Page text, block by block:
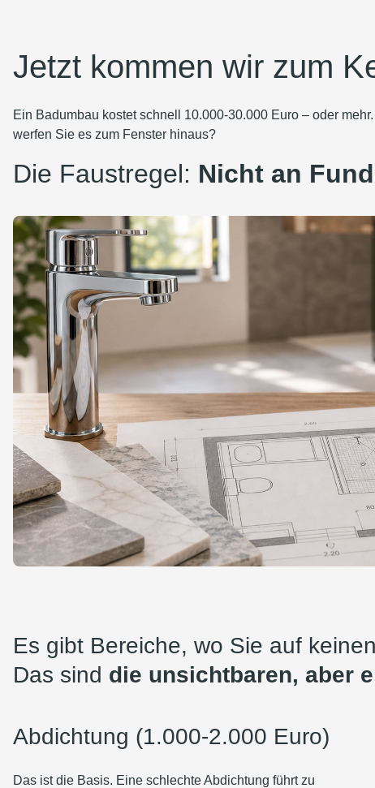
Jetzt kommen wir zum
Ein Badumbau kostet schnell 10.000-30.000 Euro – oder
werfen Sie es zum Fenster hinaus?
Die Faustregel: Nicht an
Es gibt Bereiche, wo Sie auf
Das sind die unsichtbaren, aber
Abdichtung (1.000-2.000 Euro)
Das ist die Basis. Eine schlechte Abdichtung führt zu